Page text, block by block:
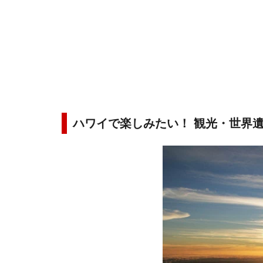
ハワイで楽しみたい！ 観光・世界